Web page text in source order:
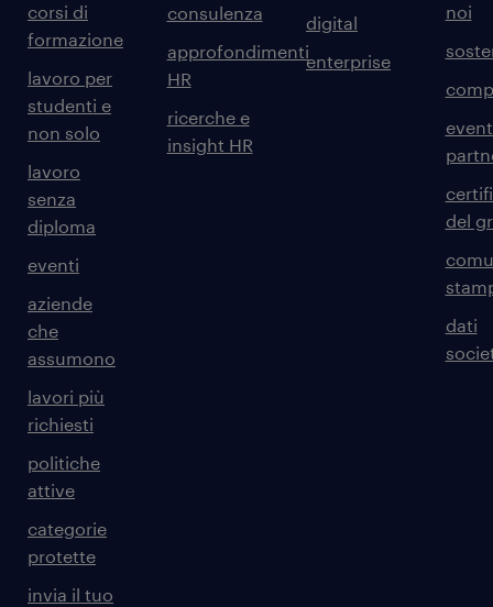
corsi di
formazione
lavoro per
studenti e
non solo
lavoro
senza
diploma
eventi
aziende
che
assumono
lavori più
richiesti
politiche
attive
categorie
protette
invia il tuo
consulenza
approfondimenti
HR
ricerche e
insight HR
digital
enterprise
noi
del
dati